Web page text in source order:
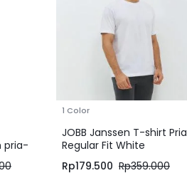
pria-
1 Color
JOBB Janssen T-shirt Pria
Regular Fit White
Rp179.500 Rp359.000